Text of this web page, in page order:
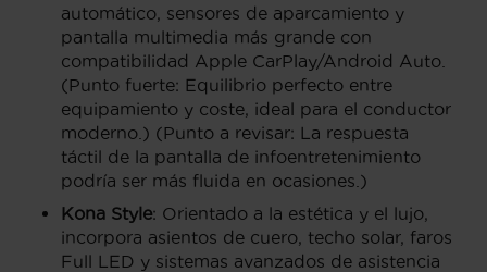
automático, sensores de aparcamiento y
pantalla multimedia más grande con
compatibilidad Apple CarPlay/Android Auto.
(Punto fuerte: Equilibrio perfecto entre
equipamiento y coste, ideal para el conductor
moderno.) (Punto a revisar: La respuesta
táctil de la pantalla de infoentretenimiento
podría ser más fluida en ocasiones.)
Kona Style: Orientado a la estética y el lujo,
incorpora asientos de cuero, techo solar, faros
Full LED y sistemas avanzados de asistencia